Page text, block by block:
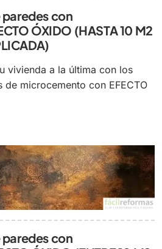
con
ÓXIDO (HASTA 10 M2
vivienda a la última con los
de microcemento con EFECTO
con